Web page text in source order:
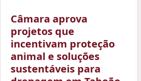
Câmara aprova
projetos que
incentivam proteção
animal e soluções
sustentáveis para